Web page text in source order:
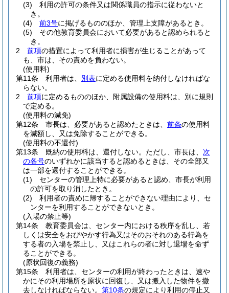
(3)
利用の許可の条件又は関係職員の指示に従わないと
き。
(4)
前3号に掲げるもののほか、管理上支障があるとき。
(5)
その他教育委員会において必要があると認められると
き。
2
前項の措置によって利用者に損害が生じることがあって
も、市は、その責めを負わない。
(使用料)
第11条
利用者は、 別表に定める使用料を納付しなければな
らない。
2
前項に定めるもののほか、附属設備の使用料は、別に規則
で定める。
(使用料の減免)
第12条
市長は、必要があると認めたときは、 前条の使用料
を減額し、又は免除することができる。
(使用料の不還付)
第13条
既納の使用料は、還付しない。 ただし、市長は、 次
の各号のいずれかに該当すると認めるときは、その全部又
は一部を還付することができる。
(1)
センターの管理上特に必要があると認め、市長が利用
の許可を取り消したとき。
(2)
利用者の責めに帰することができない理由により、セ
ンターを利用することができないとき。
(入場の禁止等)
第14条
教育委員会は、センター内における秩序を乱し、若
しくは安全をおびやかす行為又はそのおそれのある行為を
する者の入場を禁止し、又はこれらの者に対し退場を命ず
ることができる。
(原状回復の義務)
第15条
利用者は、センターの利用が終わったときは、速や
かにその利用場所を原状に回復し、又は搬入した物件を撤
去しなければならない。 第10条の規定により利用の停止又